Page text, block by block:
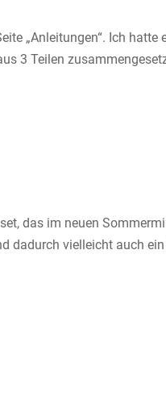
„Anleitungen“. Ich hatte
3 Teilen
das im neuen
dadurch vielleicht auch